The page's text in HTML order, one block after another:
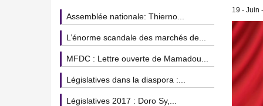
19 - Juin
Assemblée nationale: Thierno...
L’énorme scandale des marchés de...
MFDC : Lettre ouverte de Mamadou...
Législatives dans la diaspora :...
Législatives 2017 : Doro Sy,...